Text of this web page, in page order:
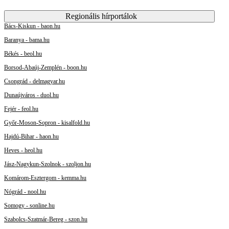
Regionális hírportálok
Bács-Kiskun - baon.hu
Baranya - bama.hu
Békés - beol.hu
Borsod-Abaúj-Zemplén - boon.hu
Csongrád - delmagyar.hu
Dunaújváros - duol.hu
Fejér - feol.hu
Győr-Moson-Sopron - kisalfold.hu
Hajdú-Bihar - haon.hu
Heves - heol.hu
Jász-Nagykun-Szolnok - szoljon.hu
Komárom-Esztergom - kemma.hu
Nógrád - nool.hu
Somogy - sonline.hu
Szabolcs-Szatmár-Bereg - szon.hu